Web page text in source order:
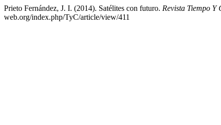
Prieto Fernández, J. I. (2014). Satélites con futuro. Revista Tiempo Y
web.org/index.php/TyC/article/view/411